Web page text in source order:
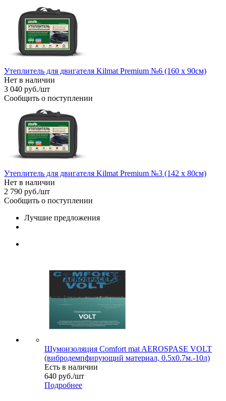
Утеплитель для двигателя Kilmat Premium №6 (160 х 90см)
Нет в наличии
3 040 руб./шт
Сообщить о поступлении
Утеплитель для двигателя Kilmat Premium №3 (142 х 80см)
Нет в наличии
2 790 руб./шт
Сообщить о поступлении
Лучшие предложения
Шумоизоляция Comfort mat AEROSPASE VOLT
(вибродемпфирующий материал, 0.5x0.7м.-10л)
Есть в наличии
640 руб./шт
Подробнее